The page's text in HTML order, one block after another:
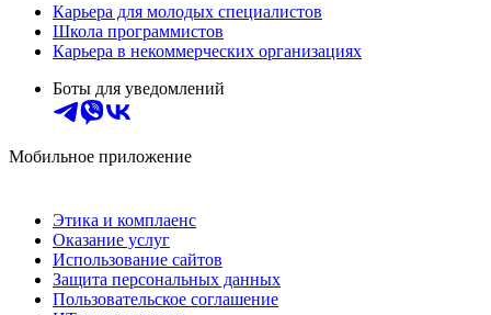
Карьера для молодых специалистов
Школа программистов
Карьера в некоммерческих организациях
Боты для уведомлений
Мобильное приложение
Этика и комплаенс
Оказание услуг
Использование сайтов
Защита персональных данных
Пользовательское соглашение